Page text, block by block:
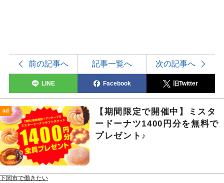
前の記事へ 記事一覧へ 次の記事へ
LINE Facebook 旧Twitter
ad
【期間限定で開催中】ミスタ
ードーナツ1400円分を無料で
プレゼント♪
下関市で働きたい